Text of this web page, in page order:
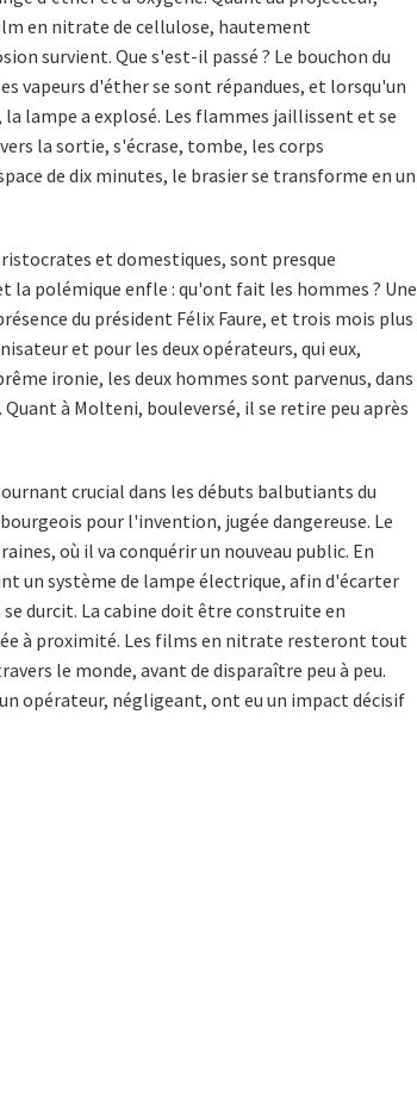
en nitrate de cellulose, hautement
survient. Que s'est-il passé ? Le bouchon du
vapeurs d'éther se sont répandues, et lorsqu'un
lampe a explosé. Les flammes jaillissent et se
la sortie, s'écrase, tombe, les corps
de dix minutes, le brasier se transforme en un
et domestiques, sont presque
la polémique enfle : qu'ont fait les hommes ? Une
du président Félix Faure, et trois mois plus
et pour les deux opérateurs, qui eux,
ironie, les deux hommes sont parvenus, dans
à Molteni, bouleversé, il se retire peu après
crucial dans les débuts balbutiants du
pour l'invention, jugée dangereuse. Le
où il va conquérir un nouveau public. En
un système de lampe électrique, afin d'écarter
durcit. La cabine doit être construite en
à proximité. Les films en nitrate resteront tout
le monde, avant de disparaître peu à peu.
opérateur, négligeant, ont eu un impact décisif